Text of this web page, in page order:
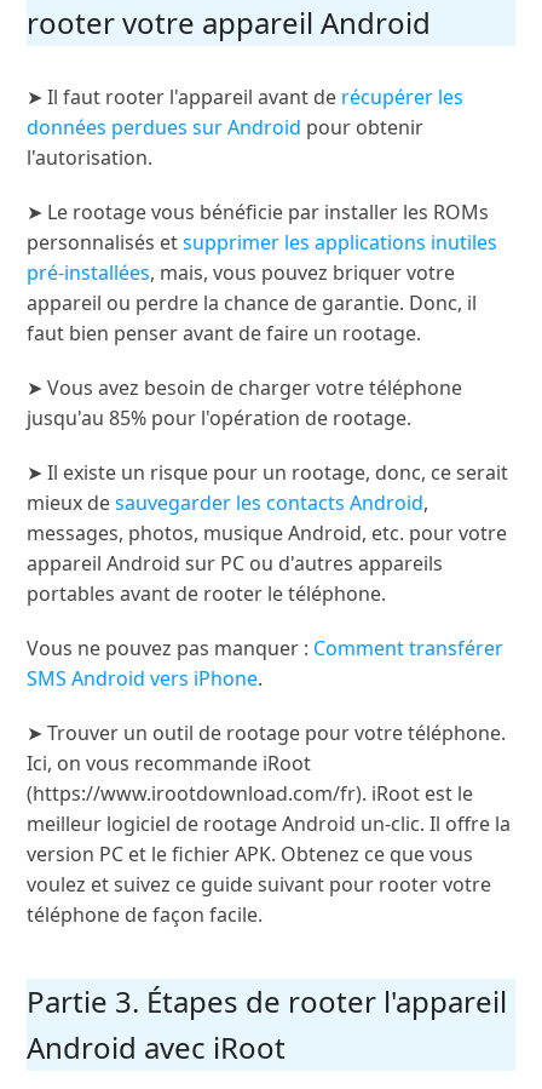
rooter votre appareil Android
➤ Il faut rooter l'appareil avant de récupérer les
données perdues sur Android pour obtenir
l'autorisation.
➤ Le rootage vous bénéficie par installer les ROMs
personnalisés etsupprimer les applications inutiles
pré-installées, mais, vous pouvez briquer votre
appareil ou perdre la chance de garantie. Donc, il
faut bien penser avant de faire un rootage.
➤ Vous avez besoin de charger votre téléphone
jusqu'au 85% pour l'opération de rootage.
➤ Il existe un risque pour un rootage, donc, ce serait
mieux desauvegarder les contacts Android,
messages, photos, musique Android, etc. pour votre
appareil Android sur PC ou d'autres appareils
portables avant de rooter le téléphone.
Vous ne pouvez pas manquer : Comment transférer
SMS Android vers iPhone.
➤ Trouver un outil de rootage pour votre téléphone.
Ici, on vous recommande iRoot
(https://www.irootdownload.com/fr). iRoot est le
meilleur logiciel de rootage Android un-clic. Il offre la
version PC et le fichier APK. Obtenez ce que vous
voulez et suivez ce guide suivant pour rooter votre
téléphone de façon facile.
Partie 3. Étapes de rooter l'appareil
Android avec iRoot